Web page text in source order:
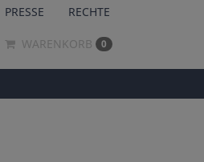
PRESSE RECHTE
WARENKORB 0